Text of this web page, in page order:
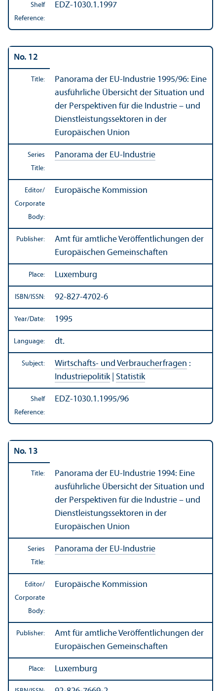
Shelf
Reference:
EDZ-1030.1.1997
No. 12
Title: Panorama der EU-Industrie 1995/96: Eine
ausführliche Übersicht der Situation und
der Perspektiven für die Industrie – und
Dienstleistungssektoren in der
Europäischen Union
Series
Title:
Panorama der EU-Industrie
Editor/
Corporate
Body:
Europäische Kommission
Publisher:
Amt für amtliche Veröffentlichungen der
Europäischen Gemeinschaften
Place: Luxemburg
ISBN/ISSN: 92-827-4702-6
Year/Date: 1995
Language: dt.
Subject: Wirtschafts- und Verbraucherfragen :
Industriepolitik| Statistik
Shelf
Reference:
EDZ-1030.1.1995/96
No. 13
Title:
Panorama der EU-Industrie 1994: Eine
ausführliche Übersicht der Situation und
der Perspektiven für die Industrie – und
Dienstleistungssektoren in der
Europäischen Union
Series
Title:
Panorama der EU-Industrie
Editor/
Corporate
Body:
Europäische Kommission
Publisher:
Amt für amtliche Veröffentlichungen der
Europäischen Gemeinschaften
Place: Luxemburg